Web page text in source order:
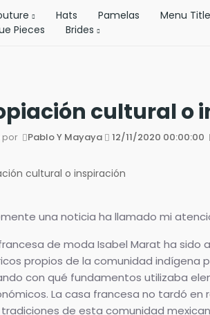
Hats Pamelas Menu Title
Pieces
Brides
cultural o
por Pablo Y Mayaya 12/11/2020 00:00:00
una noticia ha llamado mi
de moda Isabel Marat ha
propios de la comunidad indígena
con qué fundamentos utilizaba
La casa francesa no tardó
de esta comunidad